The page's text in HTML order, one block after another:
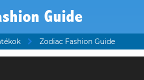
Guide
Zodiac Fashion Guide